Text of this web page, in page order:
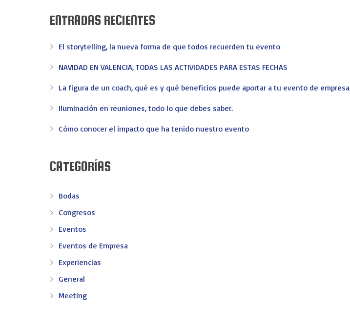
ENTRADAS RECIENTES
El storytelling, la nueva forma de que todos recuerden tu evento
NAVIDAD EN VALENCIA, TODAS LAS ACTIVIDADES PARA ESTAS FECHAS
La figura de un coach, qué es y qué beneficios puede aportar a tu evento de empresa
Iluminación en reuniones, todo lo que debes saber.
Cómo conocer el impacto que ha tenido nuestro evento
CATEGORÍAS
Bodas
Congresos
Eventos
Eventos de Empresa
Experiencias
General
Meeting
confianza en Valencia.
AV. REINO DE VALENCIA 69 - 46005 VALENCIA
info@ev-eventos.com